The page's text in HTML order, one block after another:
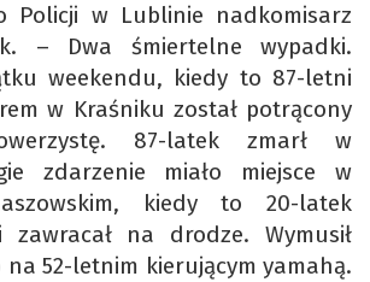
Policji w Lublinie nadkomisarz
– Dwa śmiertelne wypadki.
weekendu, kiedy to 87-letni
w Kraśniku został potrącony
87-latek zmarł w
zdarzenie miało miejsce w
kiedy to 20-latek
zawracał na drodze. Wymusił
na 52-letnim kierującym yamahą.